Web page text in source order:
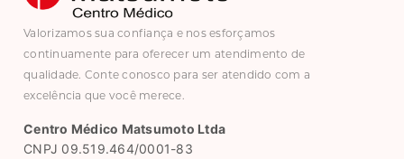
Valorizamos sua confiança e nos esforçamos
continuamente para oferecer um atendimento de
qualidade. Conte conosco para ser atendido com a
excelência que você merece.
Centro Médico Matsumoto Ltda
CNPJ 09.519.464/0001-83